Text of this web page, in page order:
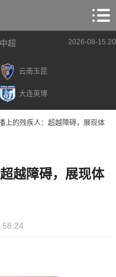
中超 2026-08-15
云南玉昆
大连英博
上的残疾人：超越障碍，展现体
越障碍，展现体